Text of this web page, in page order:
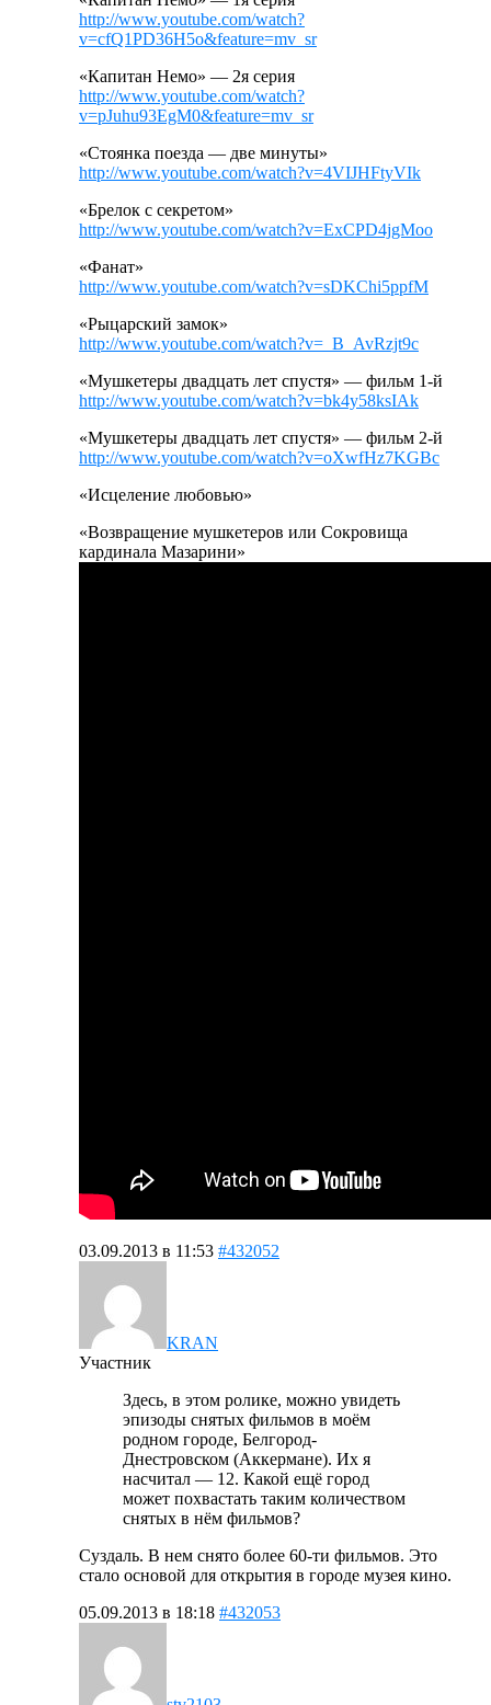
http://www.youtube.com/watch?
v=cfQ1PD36H5o&feature=mv_sr
«Капитан Немо» — 2я серия
http://www.youtube.com/watch?
v=pJuhu93EgM0&feature=mv_sr
«Стоянка поезда — две минуты»
http://www.youtube.com/watch?v=4VIJHFtyVIk
«Брелок с секретом»
http://www.youtube.com/watch?v=ExCPD4jgMoo
«Фанат»
http://www.youtube.com/watch?v=sDKChi5ppfM
«Рыцарский замок»
http://www.youtube.com/watch?v=_B_AvRzjt9c
«Мушкетеры двадцать лет спустя» — фильм 1-й
http://www.youtube.com/watch?v=bk4y58ksIAk
«Мушкетеры двадцать лет спустя» — фильм 2-й
http://www.youtube.com/watch?v=oXwfHz7KGBc
«Исцеление любовью»
«Возвращение мушкетеров или Сокровища
кардинала Мазарини»
03.09.2013 в 11:53 #432052
KRAN
Участник
Здесь, в этом ролике, можно увидеть
эпизоды снятых фильмов в моём
родном городе, Белгород-
Днестровском (Аккермане). Их я
насчитал — 12. Какой ещё город
может похвастать таким количеством
снятых в нём фильмов?
Суздаль. В нем снято более 60-ти фильмов. Это
стало основой для открытия в городе музея кино.
05.09.2013 в 18:18 #432053